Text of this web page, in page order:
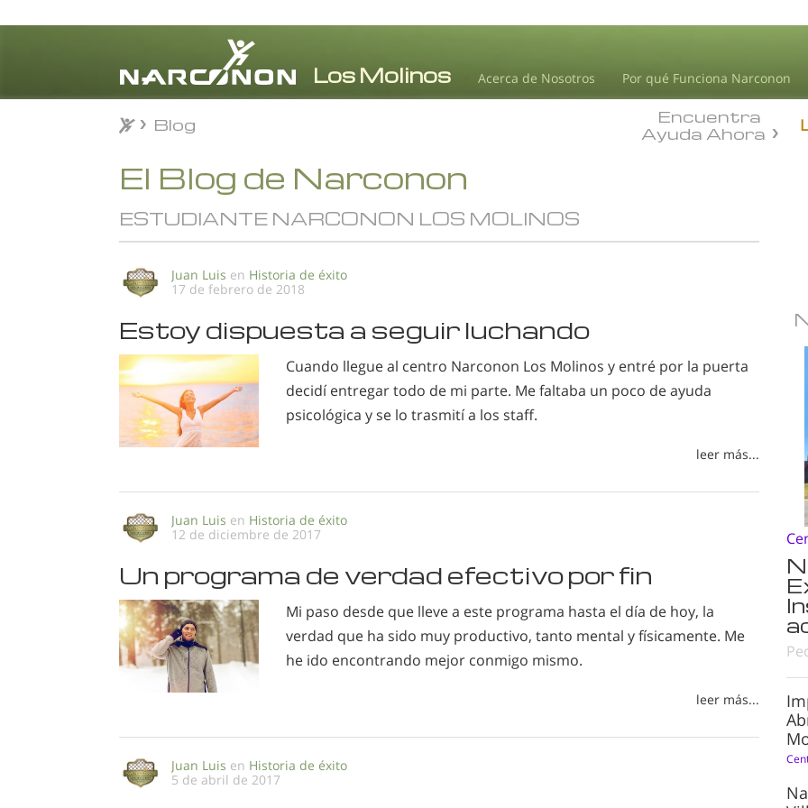
Acerca de Nosotros Por qué Funciona Narconon
Encuentra
Ayuda Ahora
Blog
El Blog de Narconon
ESTUDIANTE NARCONON LOS MOLINOS
Juan Luis en Historia de éxito
17 de febrero de 2018
Estoy dispuesta a seguir luchando
Cuando llegue al centro Narconon Los Molinos y entré por la puerta
decidí entregar todo de mi parte. Me faltaba un poco de ayuda
psicológica y se lo trasmití a los staff.
leer más...
Juan Luis en Historia de éxito
12 de diciembre de 2017
Un programa de verdad efectivo por fin
Mi paso desde que lleve a este programa hasta el día de hoy, la
verdad que ha sido muy productivo, tanto mental y físicamente. Me
he ido encontrando mejor conmigo mismo.
leer más...
Juan Luis en Historia de éxito
5 de abril de 2017
Blog